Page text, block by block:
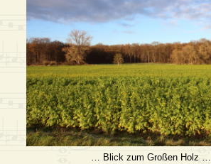
… Blick zum Großen Holz …